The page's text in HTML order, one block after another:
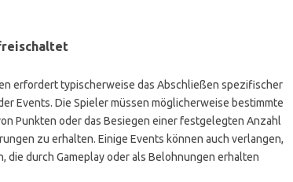
erfordert typischerweise das Abschließen spezifischer
Events. Die Spieler müssen möglicherweise bestimmte
Punkten oder das Besiegen einer festgelegten Anzahl
zu erhalten. Einige Events können auch verlangen,
die durch Gameplay oder als Belohnungen erhalten